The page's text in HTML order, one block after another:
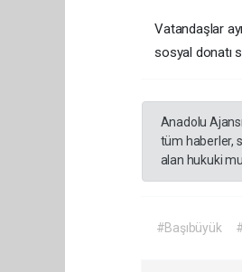
Vatandaşlar
sosyal donatı
Anadolu
tüm haberler,
alan hukuki
#Başıbüyük